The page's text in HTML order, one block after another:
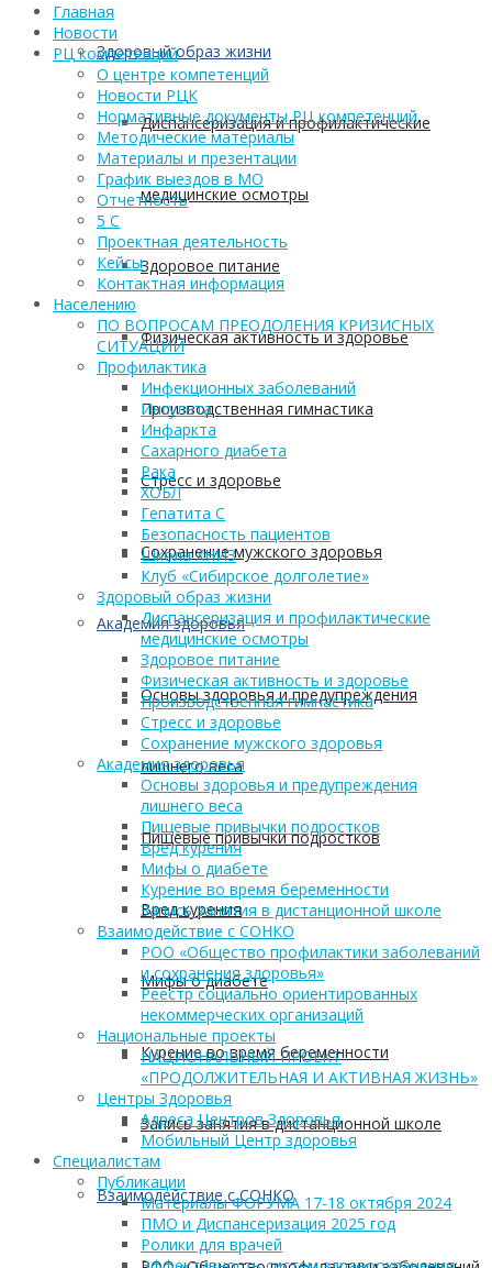
Здоровый образ жизни
Диспансеризация и профилактические
медицинские осмотры
Здоровое питание
Физическая активность и здоровье
Производственная гимнастика
Стресс и здоровье
Сохранение мужского здоровья
Академия здоровья
Основы здоровья и предупреждения
лишнего веса
Пищевые привычки подростков
Вред курения
Мифы о диабете
Курение во время беременности
Запись занятия в дистанционной школе
Взаимодействие с СОНКО
Главная
Новости
РЦ компетенций
О центре компетенций
Новости РЦК
Нормативные документы РЦ компетенций
Методические материалы
Материалы и презентации
График выездов в МО
Отчетность
5 С
Проектная деятельность
Кейсы
Контактная информация
Населению
ПО ВОПРОСАМ ПРЕОДОЛЕНИЯ КРИЗИСНЫХ
СИТУАЦИЙ
Профилактика
Инфекционных заболеваний
Инсульта
Инфаркта
Сахарного диабета
Рака
ХОБЛ
Гепатита С
Безопасность пациентов
Школа ХНИЗ
Клуб «Сибирское долголетие»
Здоровый образ жизни
Диспансеризация и профилактические
медицинские осмотры
Здоровое питание
Физическая активность и здоровье
Производственная гимнастика
Стресс и здоровье
Сохранение мужского здоровья
Академия здоровья
Основы здоровья и предупреждения
лишнего веса
Пищевые привычки подростков
Вред курения
Мифы о диабете
Курение во время беременности
Запись занятия в дистанционной школе
Взаимодействие с СОНКО
РОО «Общество профилактики заболеваний
и сохранения здоровья»
Реестр социально ориентированных
некоммерческих организаций
Национальные проекты
НАЦИОНАЛЬНЫЙ ПРОЕКТ
«ПРОДОЛЖИТЕЛЬНАЯ И АКТИВНАЯ ЖИЗНЬ»
Центры Здоровья
Адреса Центров Здоровья
Мобильный Центр здоровья
Cпециалистам
Публикации
Материалы ФОРУМА 17-18 октября 2024
ПМО и Диспансеризация 2025 год
Ролики для врачей